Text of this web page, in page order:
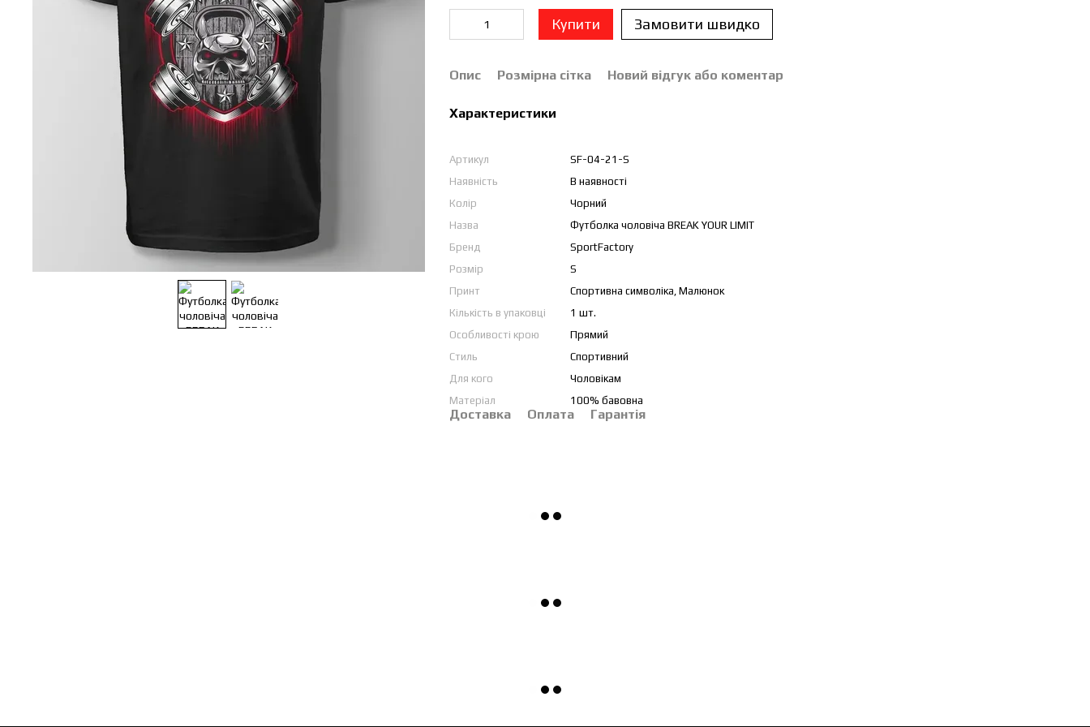
Купити Замовити швидко
Опис Розмірна сітка Новий відгук або коментар
Характеристики
Артикул
SF-04-21-S
Наявність
В наявності
Колір
Чорний
Назва
Футболка чоловіча BREAK YOUR LIMIT
Бренд
SportFactory
Розмір
S
Принт
Спортивна символіка, Малюнок
Кількість в упаковці
1 шт.
Особливості крою
Прямий
Стиль
Спортивний
Для кого
Чоловікам
Матеріал
100% бавовна
Доставка Оплата Гарантія